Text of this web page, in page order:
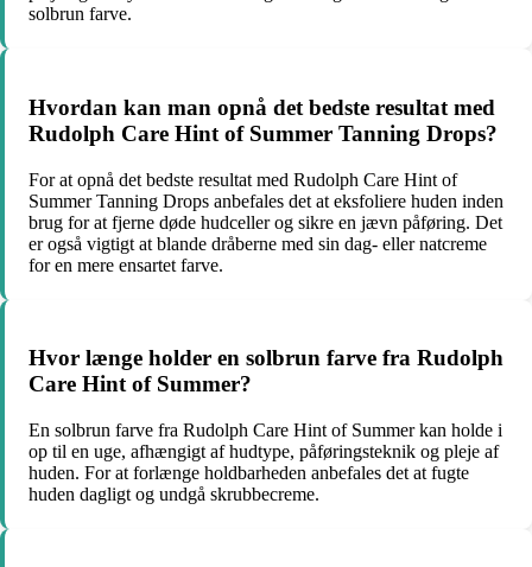
solbrun farve.
Hvordan kan man opnå det bedste resultat med
Rudolph Care Hint of Summer Tanning Drops?
For at opnå det bedste resultat med Rudolph Care Hint of
Summer Tanning Drops anbefales det at eksfoliere huden inden
brug for at fjerne døde hudceller og sikre en jævn påføring. Det
er også vigtigt at blande dråberne med sin dag- eller natcreme
for en mere ensartet farve.
Hvor længe holder en solbrun farve fra Rudolph
Care Hint of Summer?
En solbrun farve fra Rudolph Care Hint of Summer kan holde i
op til en uge, afhængigt af hudtype, påføringsteknik og pleje af
huden. For at forlænge holdbarheden anbefales det at fugte
huden dagligt og undgå skrubbecreme.